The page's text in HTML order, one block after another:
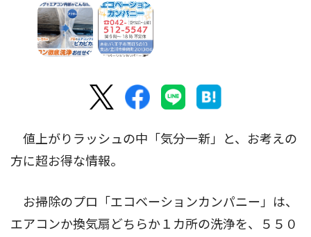
値上がりラッシュの中「気分一新」と、お考えの
方に超お得な情報。
お掃除のプロ「エコベーションカンパニー」は、
エアコンか換気扇どちらか１カ所の洗浄を、５５０